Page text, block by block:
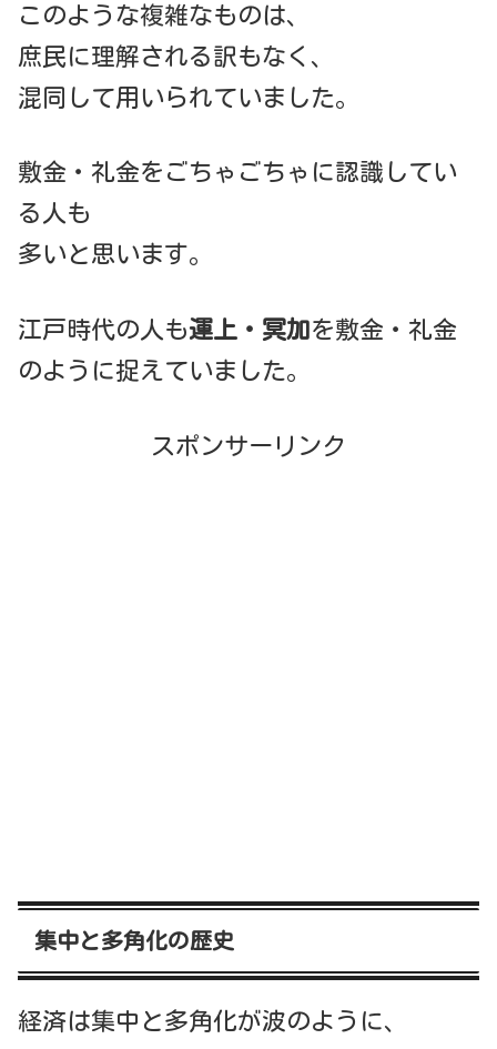
このような複雑なものは、
庶民に理解される訳もなく、
混同して用いられていました。
敷金・礼金をごちゃごちゃに認識してい
る人も
多いと思います。
江戸時代の人も運上・冥加を敷金・礼金
のように捉えていました。
スポンサーリンク
集中と多角化の歴史
経済は集中と多角化が波のように、